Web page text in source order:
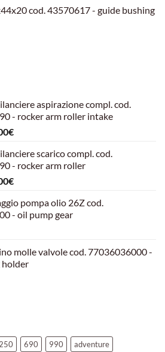
cod. 43570617 - guide bushing
aspirazione compl. cod.
- rocker arm roller intake
€Il
attuale
è:
30,00€.
scarico compl. cod.
- rocker arm roller
€Il
attuale
è:
pompa olio 26Z cod.
- oil pump gear
molle valvole cod. 77036036000 -
holder
250 690 990
adventure